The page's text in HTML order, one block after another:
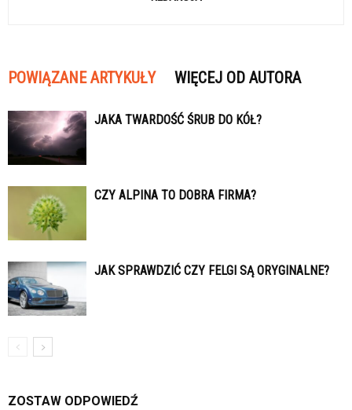
POWIĄZANE ARTYKUŁY WIĘCEJ OD AUTORA
JAKA TWARDOŚĆ ŚRUB DO KÓŁ?
CZY ALPINA TO DOBRA FIRMA?
JAK SPRAWDZIĆ CZY FELGI SĄ ORYGINALNE?
ZOSTAW ODPOWIEDŹ